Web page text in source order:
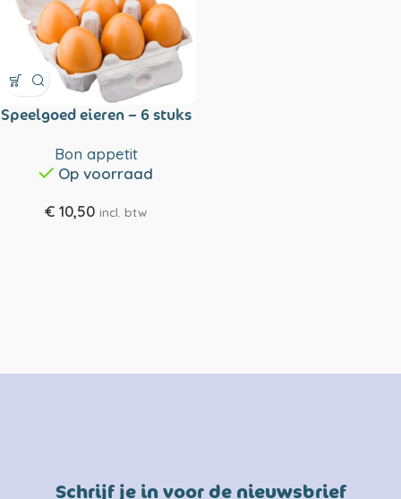
Speelgoed eieren – 6 stuks
Bon appetit
Op voorraad
€10,50 incl. btw
Schrijf je in voor de nieuwsbrief